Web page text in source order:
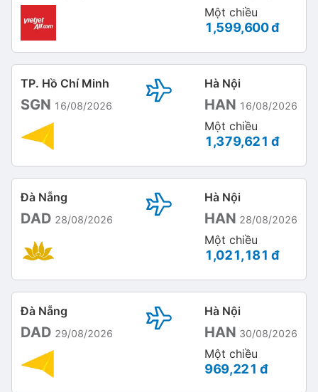
Một chiều
1,599,600 đ
TP. Hồ Chí Minh
SGN 16/08/2026
Hà Nội
HAN 16/08/2026
Một chiều
1,379,621 đ
Đà Nẵng
DAD 28/08/2026
Hà Nội
HAN 28/08/2026
Một chiều
1,021,181 đ
Đà Nẵng
DAD 29/08/2026
Hà Nội
HAN 30/08/2026
Một chiều
969,221 đ